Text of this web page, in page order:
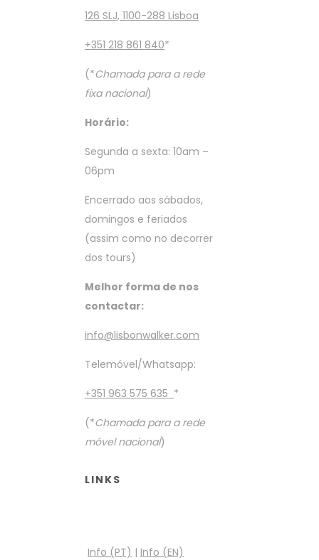
126 SLJ, 1100-288 Lisboa
+351 218 861 840*
(*Chamada para a rede
fixa nacional)
Horário:
Segunda a sexta: 10am –
06pm
Encerrado aos sábados,
domingos e feriados
(assim como no decorrer
dos tours)
Melhor forma de nos
contactar:
info@lisbonwalker.com
Telemóvel/Whatsapp:
+351 963 575 635 *
(*Chamada para a rede
móvel nacional)
LINKS
Info (PT) | Info (EN)